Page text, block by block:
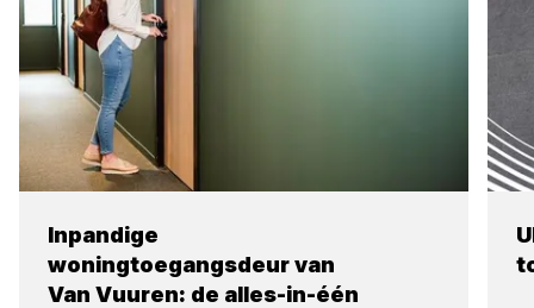
Inpandige
woningtoegangsdeur van
Van Vuuren: de alles-in-één